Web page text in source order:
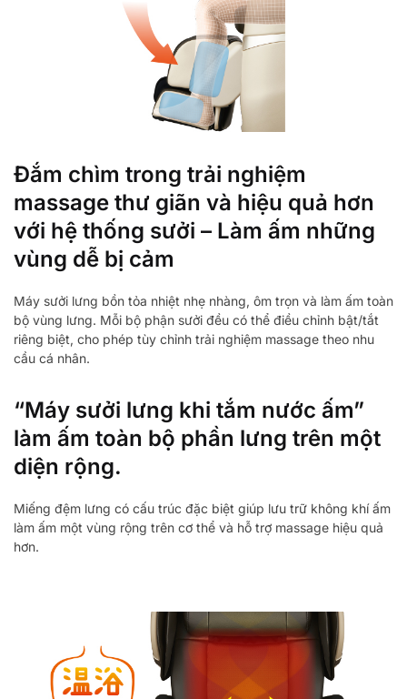
Đắm chìm trong trải nghiệm
massage thư giãn và hiệu quả hơn
với hệ thống sưởi – Làm ấm những
vùng dễ bị cảm
Máy sưởi lưng bồn tỏa nhiệt nhẹ nhàng, ôm trọn và làm ấm toàn
bộ vùng lưng. Mỗi bộ phận sưởi đều có thể điều chỉnh bật/tắt
riêng biệt, cho phép tùy chỉnh trải nghiệm massage theo nhu
cầu cá nhân.
“Máy sưởi lưng khi tắm nước ấm”
làm ấm toàn bộ phần lưng trên một
diện rộng.
Miếng đệm lưng có cấu trúc đặc biệt giúp lưu trữ không khí ấm
làm ấm một vùng rộng trên cơ thể và hỗ trợ massage hiệu quả
hơn.